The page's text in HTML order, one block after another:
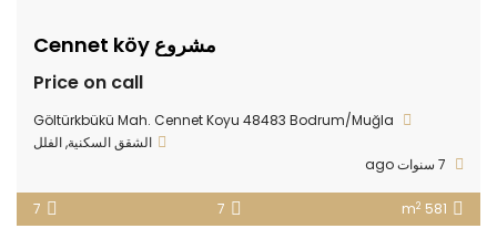
مشروع Cennet köy
Price on call
Göltürkbükü Mah. Cennet Koyu 48483 Bodrum/Muğla
الشقق السكنية,الفلل
581 m
2
7
7